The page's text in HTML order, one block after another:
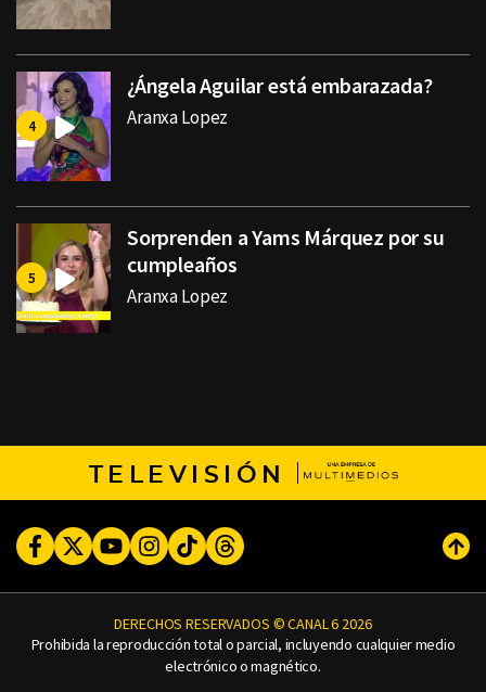
¿Ángela Aguilar está embarazada?
Aranxa Lopez
Sorprenden a Yams Márquez por su
cumpleaños
Aranxa Lopez
TELEVISIÓN
FacebookTwitterYoutubeInstagram
TikTokThreads
DERECHOS RESERVADOS © CANAL 6 2026
Prohibida la reproducción total o parcial, incluyendo cualquier medio
electrónico o magnético.